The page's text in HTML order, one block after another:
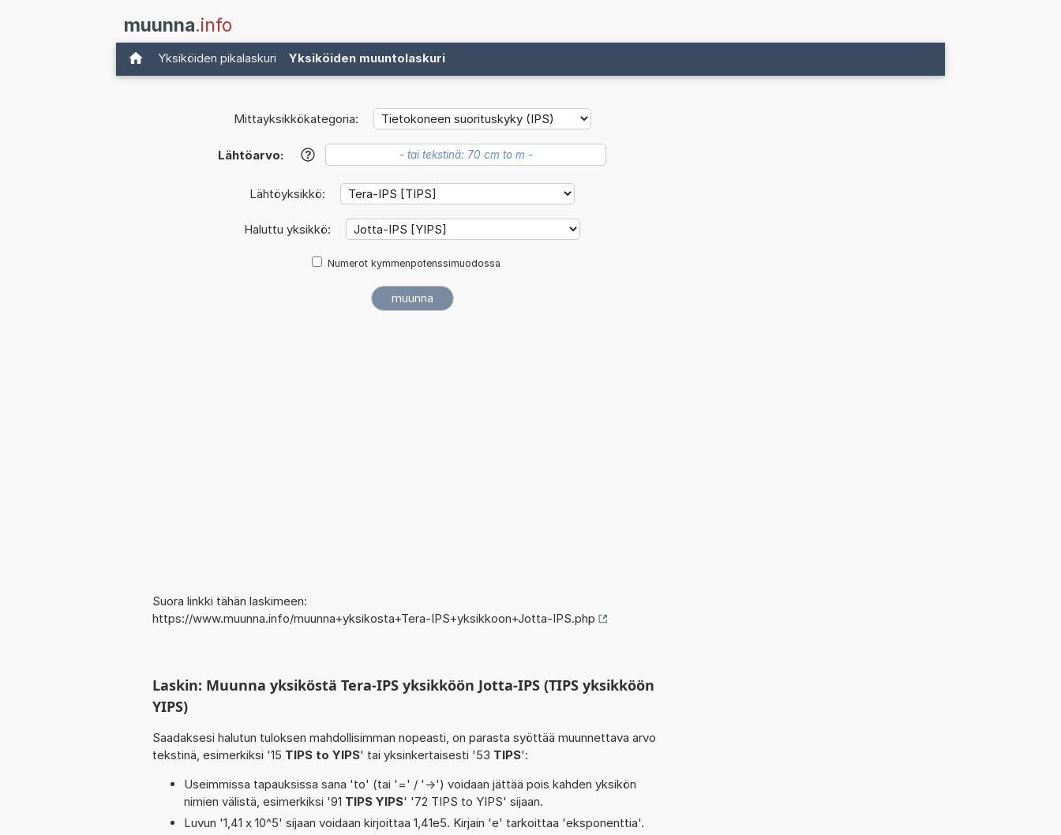
muunna.info
Yksiköiden pikalaskuri Yksiköiden muuntolaskuri
Mittayksikkökategoria:
Lähtöarvo: ?
Lähtöyksikkö:
Haluttu yksikkö:
Numerot kymmenpotenssimuodossa
Suora linkki tähän laskimeen:
https://www.muunna.info/muunna+yksikosta+Tera-IPS+yksikkoon+Jotta-IPS.php
Laskin: Muunna yksiköstä Tera-IPS yksikköön Jotta-IPS (TIPS yksikköön
YIPS)
Saadaksesi halutun tuloksen mahdollisimman nopeasti, on parasta syöttää muunnettava arvo
tekstinä, esimerkiksi '15 TIPS to YIPS' tai yksinkertaisesti '53 TIPS':
Useimmissa tapauksissa sana 'to' (tai '=' / '->') voidaan jättää pois kahden yksikön
nimien välistä, esimerkiksi '91 TIPS YIPS' '72 TIPS to YIPS' sijaan.
Luvun '1,41 x 10^5' sijaan voidaan kirjoittaa 1,41e5. Kirjain 'e' tarkoittaa 'eksponenttia'.